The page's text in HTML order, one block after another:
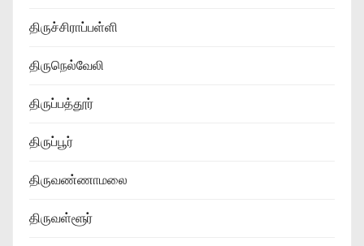
திருச்சிராப்பள்ளி
திருநெல்வேலி
திருப்பத்தூர்
திருப்பூர்
திருவண்ணாமலை
திருவள்ளூர்